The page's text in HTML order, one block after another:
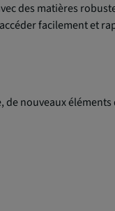
avec des matières
facilement et
nouveaux